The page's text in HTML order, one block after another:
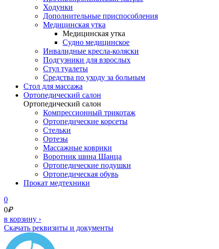
Ходунки
Дополнительные приспособления
Медицинская утка
Медицинская утка
Судно медицинское
Инвалидные кресла-коляски
Подгузники для взрослых
Стул туалеты
Средства по уходу за больным
Cтол для массажа
Ортопедический салон
Ортопедический салон
Компрессионный трикотаж
Ортопедические корсеты
Стельки
Ортезы
Массажные коврики
Воротник шина Шанца
Ортопедические подушки
Ортопедическая обувь
Прокат медтехники
0
0₽
в корзину ›
Скачать реквизиты и документы